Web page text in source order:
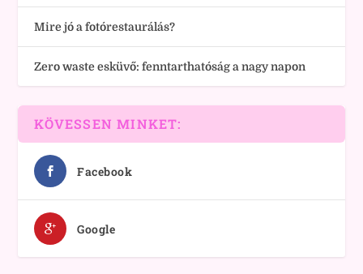
Mire jó a fotórestaurálás?
Zero waste esküvő: fenntarthatóság a nagy napon
KÖVESSEN MINKET:
Facebook
Google